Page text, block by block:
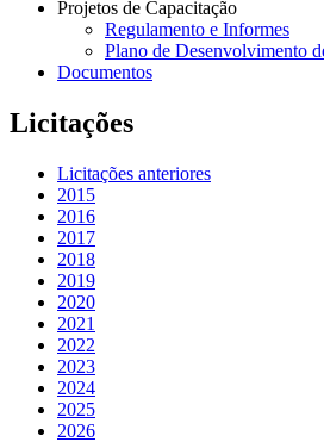
Projetos de Capacitação
Regulamento e Informes
Plano de Desenvolvimento
Documentos
Licitações
Licitações anteriores
2015
2016
2017
2018
2019
2020
2021
2022
2023
2024
2025
2026